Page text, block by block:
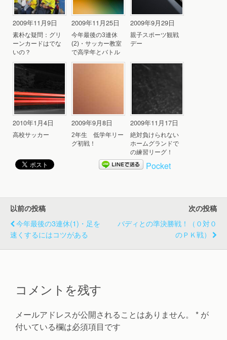
2009年11月9日
素朴な疑問：グリ
ーンカードはでな
いの？
2009年11月25日
今年最後の3連休
(2)・サッカー教室
で高学年とバトル
2009年9月29日
親子スポーツ観戦
デー
2010年1月4日
高校サッカー
2009年9月8日
2年生 低学年リー
グ初戦！
2009年11月17日
絶対負けられない
ホームグランドで
の練習リーグ！
Pocket
以前の投稿
今年最後の3連休(1)・足を
速くするにはコツがある
次の投稿
バディとの準決勝戦！（０対０
のＰＫ戦）
コメントを残す
メールアドレスが公開されることはありません。 * が
付いている欄は必須項目です